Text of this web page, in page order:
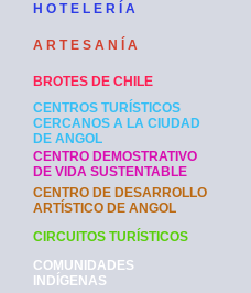
H O T E L E R Í A
A R T E S A N Í A
BROTES DE CHILE
CENTROS TURÍSTICOS
CERCANOS A LA CIUDAD
DE ANGOL
CENTRO DEMOSTRATIVO
DE VIDA SUSTENTABLE
CENTRO DE DESARROLLO
ARTÍSTICO DE ANGOL
CIRCUITOS TURÍSTICOS
COMUNIDADES
INDÍGENAS